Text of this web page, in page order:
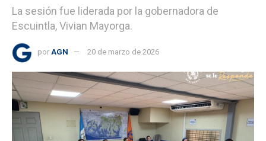
La sesión fue liderada por la gobernadora de
Escuintla, Vivian Mayorga.
por AGN 20 de marzo de 2026